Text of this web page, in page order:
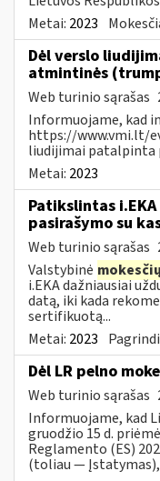
Metai: 2023
Dėl verslo
atmintinės
Web turinio sąrašas
Informuojame, kad
https://www.vmi.lt/
liudijimai patalpinta
Metai: 2023
Patikslintas
pasirašymo su
Web turinio sąrašas
Valstybinė mokesčių
i.EKA dažniausiai
datą, iki kada
sertifikuotą...
Metai: 2023
Dėl LR pelno
Web turinio sąrašas
Informuojame, kad
gruodžio 15 d.
Reglamento (ES)
(toliau — Įstatymas),